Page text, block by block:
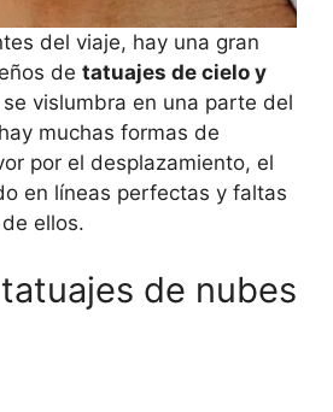
del viaje, hay una gran
de tatuajes de cielo y
vislumbra en una parte del
muchas formas de
por el desplazamiento, el
en líneas perfectas y faltas
ellos.
de nubes